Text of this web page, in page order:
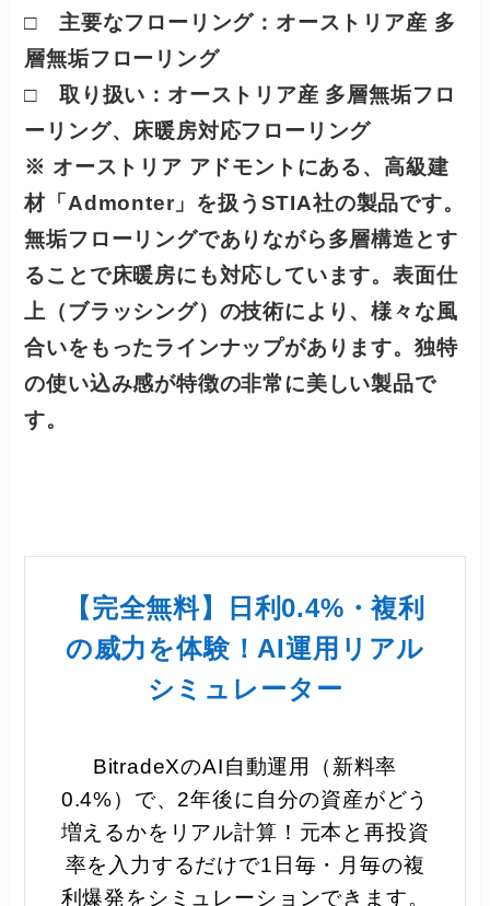
□ 主要なフローリング： オーストリア産 多
層無垢フローリング
□ 取り扱い：オーストリア産 多層無垢フロ
ーリング、床暖房対応フローリング
※ オーストリア アドモントにある、高級建
材「Admonter」を扱うSTIA社の製品です。
無垢フローリングでありながら多層構造とす
ることで床暖房にも対応しています。表面仕
上（ブラッシング）の技術により、様々な風
合いをもったラインナップがあります。 独特
の使い込み感が特徴の非常に美しい製品で
す。
【完全無料】日利0.4%・複利
の威力を体験！AI運用リアル
シミュレーター
BitradeXのAI自動運用（新料率
0.4%）で、2年後に自分の資産がどう
増えるかをリアル計算！元本と再投資
率を入力するだけで1日毎・月毎の複
利爆発をシミュレーションできます。